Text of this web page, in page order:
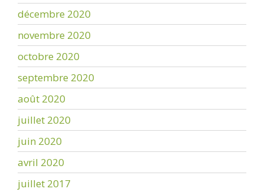
décembre 2020
novembre 2020
octobre 2020
septembre 2020
août 2020
juillet 2020
juin 2020
avril 2020
juillet 2017